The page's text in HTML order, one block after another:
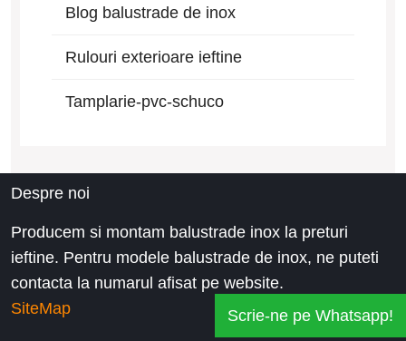
Blog balustrade de inox
Rulouri exterioare ieftine
Tamplarie-pvc-schuco
Despre noi
Producem si montam balustrade inox la preturi
ieftine. Pentru modele balustrade de inox, ne puteti
contacta la numarul afisat pe website.
SiteMap
Scrie-ne pe Whatsapp!